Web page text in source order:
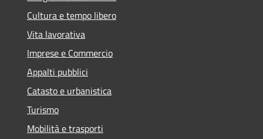
Cultura e tempo libero
Vita lavorativa
Imprese e Commercio
Appalti pubblici
Catasto e urbanistica
Turismo
Mobilità e trasporti